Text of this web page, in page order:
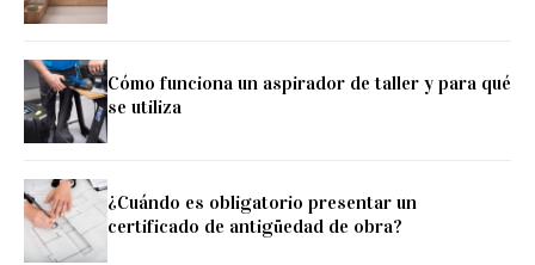
Cómo funciona un aspirador de taller y para qué
se utiliza
¿Cuándo es obligatorio presentar un
certificado de antigüedad de obra?